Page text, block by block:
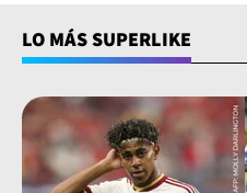
LO MÁS SUPERLIKE